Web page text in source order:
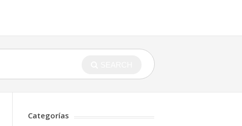
Categorías